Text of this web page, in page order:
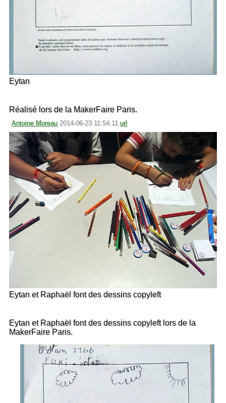
Eytan
Réalisé lors de la MakerFaire Paris.
Antoine Moreau 2014-06-23 11:54:11 url
Eytan et Raphaël font des dessins copyleft
Eytan et Raphaël font des dessins copyleft lors de la
MakerFaire Paris.